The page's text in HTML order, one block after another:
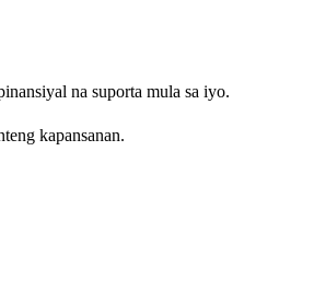
na suporta mula sa iyo.
kapansanan.